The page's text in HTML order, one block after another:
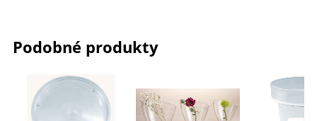
Podobné produkty